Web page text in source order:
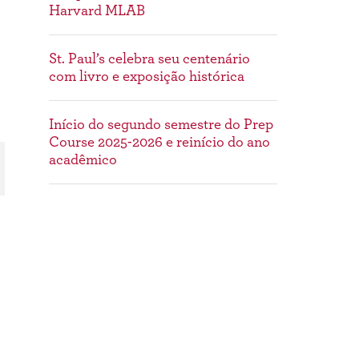
Harvard MLAB
St. Paul’s celebra seu centenário
com livro e exposição histórica
Início do segundo semestre do Prep
Course 2025-2026 e reinício do ano
acadêmico